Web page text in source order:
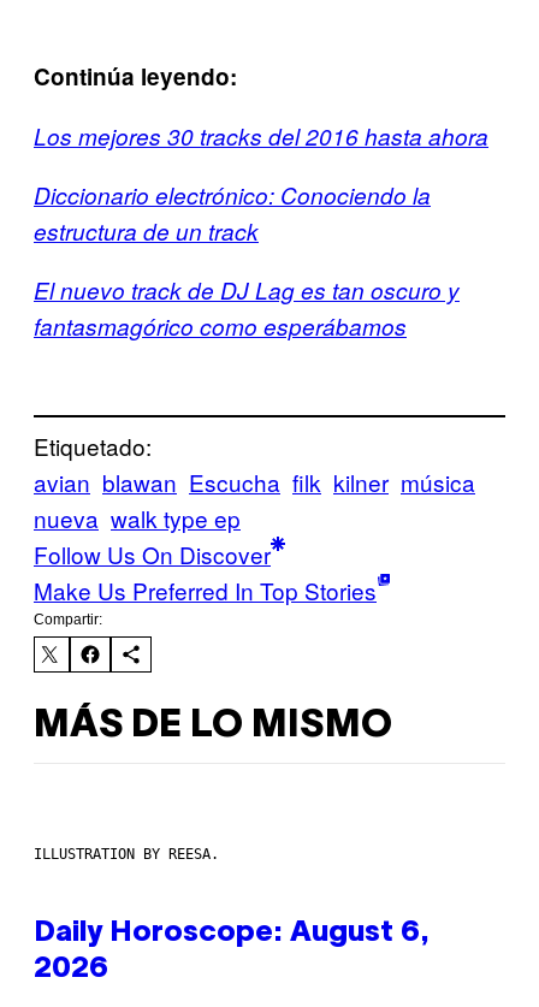
Continúa leyendo:
Los mejores 30 tracks del 2016 hasta ahora
Diccionario electrónico: Conociendo la
estructura de un track
El nuevo track de DJ Lag es tan oscuro y
fantasmagórico como esperábamos
Etiquetado:
avian blawan Escucha filk kilner música
nueva walk type ep
Follow Us On Discover
Make Us Preferred In Top Stories
Compartir:
MÁS DE LO MISMO
ILLUSTRATION BY REESA.
Daily Horoscope: August 6,
2026